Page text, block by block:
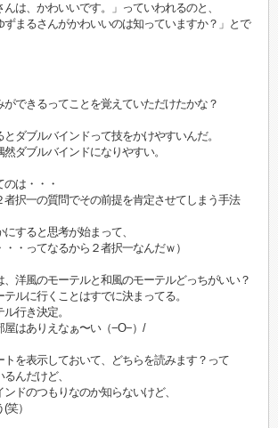
は、かわいいです。」っていわれるのと、
まるさんがかわいいのは知っていますか？」とで
できるってことを覚えていただけたかな？
ダブルバインドって技をかけやすいんだ。
ダブルバインドになりやすい。
は・・・
択一の質問でその前提を肯定させてしまう手法
すると思考が始まって、
ってなるから２者択一なんだｗ）
洋風のモーテルと和風のモーテルどっちがいい？
ルに行くことはすでに決まってる。
行き決定。
はありえなぁ〜い（−O−）/
を表示しておいて、どちらを読みます？って
んだけど、
ドのつもりなのか知らないけど、
）